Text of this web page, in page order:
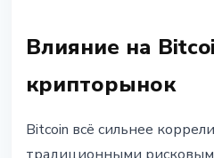
Влияние на
крипторынок
Bitcoin всё сильнее